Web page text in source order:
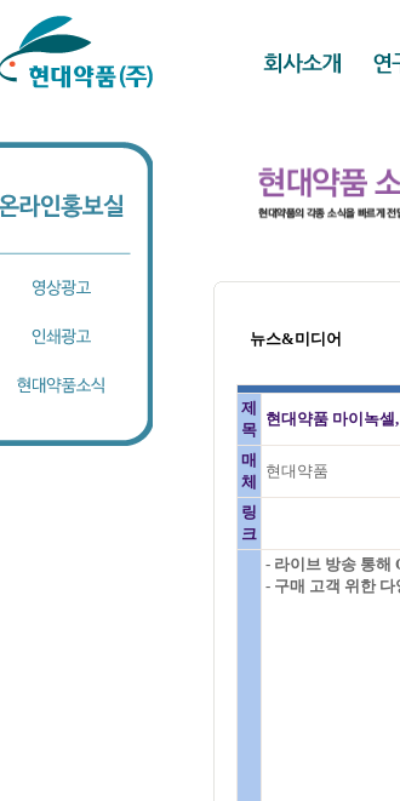
뉴스&미디어
제
목
현대약품 마이녹셀
매
체
현대약품
링
크
- 라이브 방송 통해
- 구매 고객 위한